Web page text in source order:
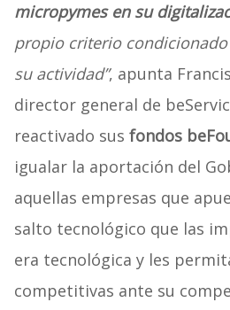
micropymes en su
propio criterio
su actividad”, apunta
director general de
reactivado sus fondos
igualar la aportación del
aquellas empresas que
salto tecnológico que las
era tecnológica y les
competitivas ante su